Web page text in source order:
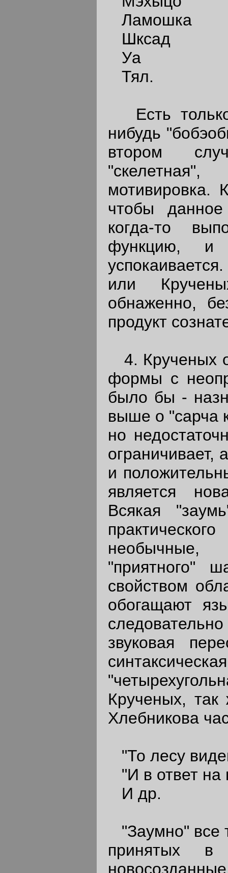
Ламошка
Шксад
Уа
Тял.
Есть
нибудь
втором
мотивировка.
чтобы
когда-то
функцию, и
или
обнаженно,
продукт
4. Крученых
формы с
было бы -
выше о "сарча
но
ограничивает,
и
является
Всякая
"приятного"
свойством
обогащают
звуковая
Крученых,
Хлебникова
"То лесу
"И в ответ на
И др.
"Заумно" все
принятых